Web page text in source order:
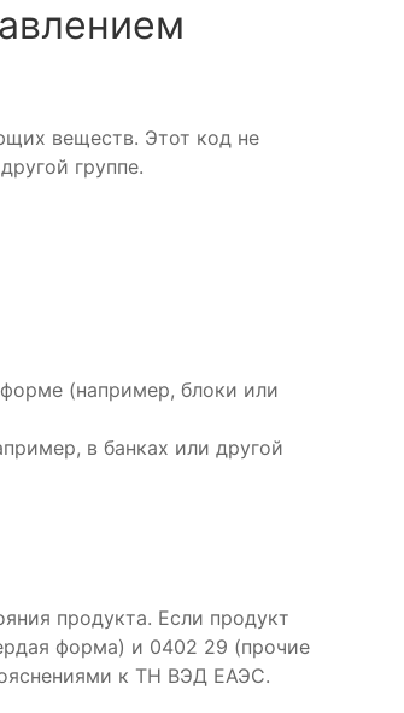
веществ. Этот код не
группе.
(например, блоки или
в банках или другой
продукта. Если продукт
форма) и 0402 29 (прочие
к ТН ВЭД ЕАЭС.